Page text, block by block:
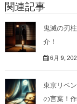
関連記事
鬼滅の刃
介！
6月 9,
東京リベ
の言葉！